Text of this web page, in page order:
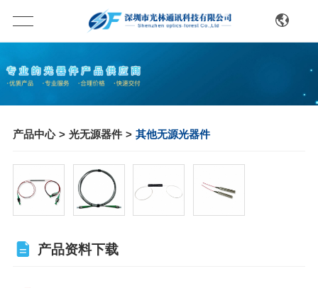
产品中心 > 光无源器件 > 其他无源光器件
产品资料下载